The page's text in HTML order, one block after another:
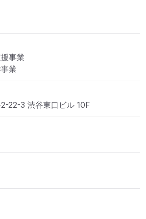
事業
業
22-3 渋谷東口ビル 10F